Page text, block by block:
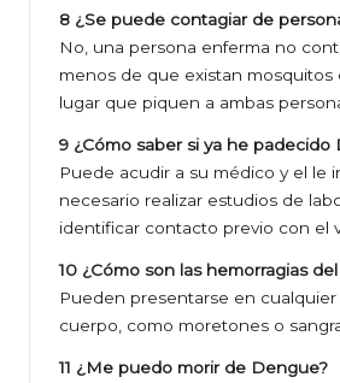
8 ¿Se puede contagiar de
No, una persona enferma no
menos de que existan mosquitos
lugar que piquen a ambas
9 ¿Cómo saber si ya he padecido
Puede acudir a su médico y el le
necesario realizar estudios de
identificar contacto previo con el
10 ¿Cómo son las hemorragias
Pueden presentarse en
cuerpo, como moretones o
11 ¿Me puedo morir de Dengue?